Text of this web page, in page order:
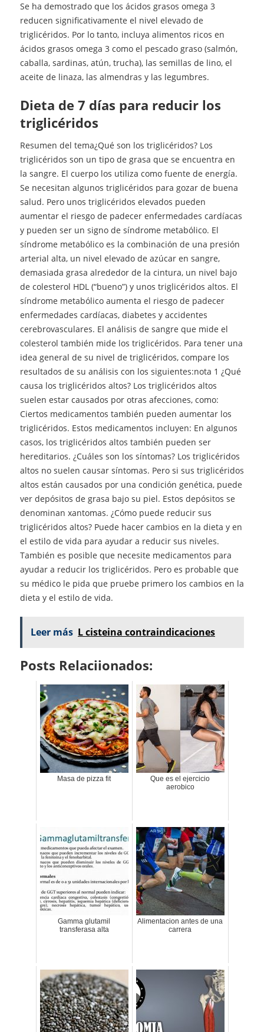
Se ha demostrado que los ácidos grasos omega 3
reducen significativamente el nivel elevado de
triglicéridos. Por lo tanto, incluya alimentos ricos en
ácidos grasos omega 3 como el pescado graso (salmón,
caballa, sardinas, atún, trucha), las semillas de lino, el
aceite de linaza, las almendras y las legumbres.
Dieta de 7 días para reducir los
triglicéridos
Resumen del tema¿Qué son los triglicéridos? Los
triglicéridos son un tipo de grasa que se encuentra en
la sangre. El cuerpo los utiliza como fuente de energía.
Se necesitan algunos triglicéridos para gozar de buena
salud. Pero unos triglicéridos elevados pueden
aumentar el riesgo de padecer enfermedades cardíacas
y pueden ser un signo de síndrome metabólico. El
síndrome metabólico es la combinación de una presión
arterial alta, un nivel elevado de azúcar en sangre,
demasiada grasa alrededor de la cintura, un nivel bajo
de colesterol HDL (“bueno”) y unos triglicéridos altos. El
síndrome metabólico aumenta el riesgo de padecer
enfermedades cardíacas, diabetes y accidentes
cerebrovasculares. El análisis de sangre que mide el
colesterol también mide los triglicéridos. Para tener una
idea general de su nivel de triglicéridos, compare los
resultados de su análisis con los siguientes:nota 1 ¿Qué
causa los triglicéridos altos? Los triglicéridos altos
suelen estar causados por otras afecciones, como:
Ciertos medicamentos también pueden aumentar los
triglicéridos. Estos medicamentos incluyen: En algunos
casos, los triglicéridos altos también pueden ser
hereditarios. ¿Cuáles son los síntomas? Los triglicéridos
altos no suelen causar síntomas. Pero si sus triglicéridos
altos están causados por una condición genética, puede
ver depósitos de grasa bajo su piel. Estos depósitos se
denominan xantomas. ¿Cómo puede reducir sus
triglicéridos altos? Puede hacer cambios en la dieta y en
el estilo de vida para ayudar a reducir sus niveles.
También es posible que necesite medicamentos para
ayudar a reducir los triglicéridos. Pero es probable que
su médico le pida que pruebe primero los cambios en la
dieta y el estilo de vida.
Leer más L cisteina contraindicaciones
Posts Relaciionados:
Masa de pizza fit
Que es el ejercicio
aerobico
Gamma glutamil
transferasa alta
Alimentacion antes de una
carrera